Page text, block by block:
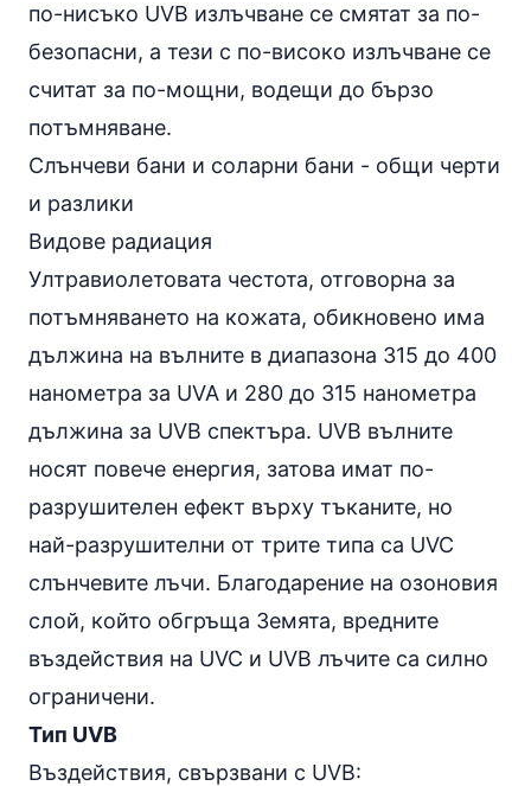
по-нисъко UVB излъчване се смятат за по-
безопасни, а тези с по-високо излъчване се
считат за по-мощни, водещи до бързо
потъмняване.
Слънчеви бани и соларни бани - общи черти
и разлики
Видове радиация
Ултравиолетовата честота, отговорна за
потъмняването на кожата, обикновено има
дължина на вълните в диапазона 315 до 400
нанометра за UVA и 280 до 315 нанометра
дължина за UVB спектъра. UVB вълните
носят повече енергия, затова имат по-
разрушителен ефект върху тъканите, но
най-разрушителни от трите типа са UVC
слънчевите лъчи. Благодарение на озоновия
слой, който обгръща Земята, вредните
въздействия на UVC и UVB лъчите са силно
ограничени.
Тип UVB
Въздействия, свързвани с UVB: